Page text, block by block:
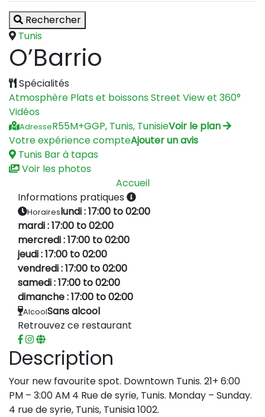
Rechercher
Tunis
O’Barrio
Spécialités
Atmosphère Plats et boissons Street View et 360°
Vidéos
AdresseR55M+GGP, Tunis, TunisieVoir le plan
Votre expérience compteAjouter un avis
Tunis Bar à tapas
Voir les photos
Accueil
Informations pratiques
Horaireslundi : 17:00 to 02:00
mardi : 17:00 to 02:00
mercredi : 17:00 to 02:00
jeudi : 17:00 to 02:00
vendredi : 17:00 to 02:00
samedi : 17:00 to 02:00
dimanche : 17:00 to 02:00
AlcoolSans alcool
Retrouvez ce restaurant
Description
Your new favourite spot. Downtown Tunis. 21+ 6:00
PM – 3:00 AM 4 Rue de syrie, Tunis. Monday – Sunday.
4 rue de syrie, Tunis, Tunisia 1002.